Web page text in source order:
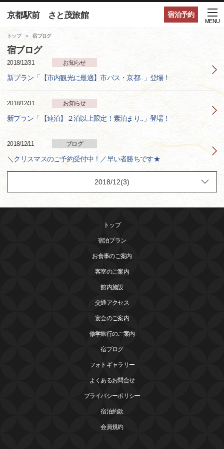
宿泊予約
京都駅前 さと茂旅館
MENU
トップ 宿ブログ
宿ブログ
2018/12/31 お知らせ
新プラン「【市内観光に最適】市バス・京都..」登場！
2018/12/31 お知らせ
新プラン「【連泊】２泊以上限定！素泊まり..」登場！
2018/12/11 ブログ
＼クリスマスのご予約受付中！／早い者勝ちです★
トップ
宿泊プラン
お食事のご案内
客室のご案内
館内施設
交通アクセス
宴会のご案内
修学旅行のご案内
宿ブログ
フォトギャラリー
よくあるお問合せ
プライバシーポリシー
宿泊約款
会員規約